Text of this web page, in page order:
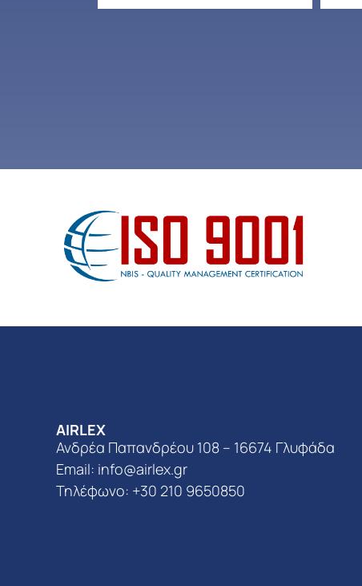
AIRLEX
Ανδρέα Παπανδρέου 108 – 16674 Γλυφάδα
Email: info@airlex.gr
Τηλέφωνο: +30 210 9650850